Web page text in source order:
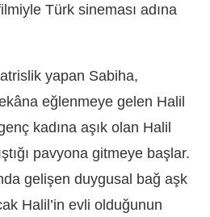
Türk sineması adına
yapan Sabiha,
eğlenmeye gelen Halil
kadına aşık olan Halil
pavyona gitmeye başlar.
gelişen duygusal bağ aşk
Halil’in evli olduğunun